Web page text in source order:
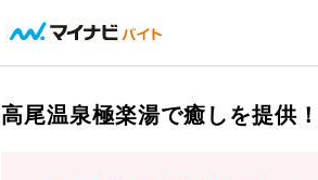
高尾温泉極楽湯で癒しを提供